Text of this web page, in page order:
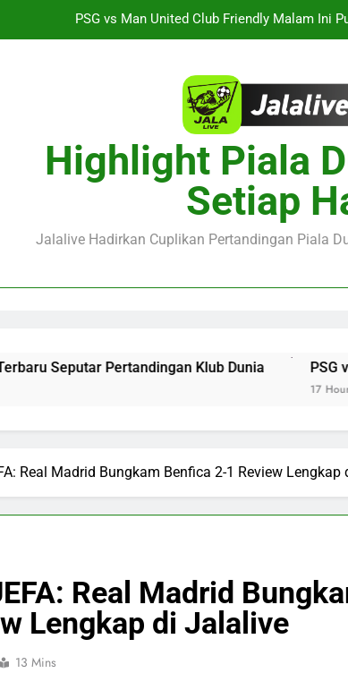
Saksikan Streaming Singapura vs
Barcelona vs Nottingham Forest Club
PSG vs Man United Club Friendly Malam Ini
Saksikan Streaming Singapura vs
Jalalive Aston Villa vs Bayern Club Friendly
Highlight Piala
Setiap
Jalalive Hadirkan Cuplikan Pertandingan Piala
Klub Dunia PSG vs Man United
Real Madrid Bungkam Benfica 2-1 Review Lengkap
Real Madrid
Lengkap di Jalalive
13 Mins